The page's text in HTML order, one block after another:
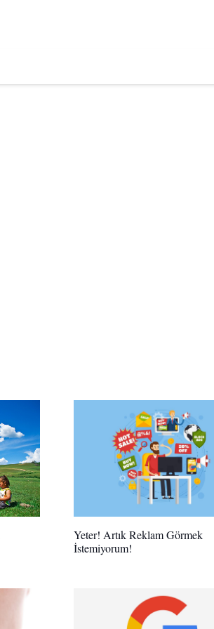
Yeter! Artık Reklam Görmek
İstemiyorum!